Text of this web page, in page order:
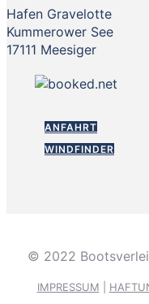
Hafen Gravelotte
Kummerower See
17111 Meesiger
ANFAHRT
WINDFINDER
© 2022
IMPRESSUM